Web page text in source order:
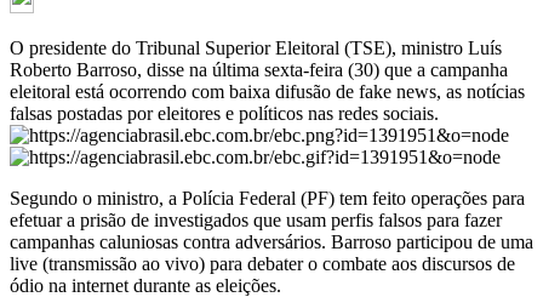
O presidente do Tribunal Superior Eleitoral (TSE), ministro Luís
Roberto Barroso, disse na última sexta-feira (30) que a campanha
eleitoral está ocorrendo com baixa difusão de fake news, as notícias
falsas postadas por eleitores e políticos nas redes sociais.
Segundo o ministro, a Polícia Federal (PF) tem feito operações para
efetuar a prisão de investigados que usam perfis falsos para fazer
campanhas caluniosas contra adversários. Barroso participou de uma
live (transmissão ao vivo) para debater o combate aos discursos de
ódio na internet durante as eleições.